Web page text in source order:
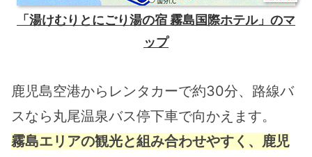
「湯けむりとにごり湯の宿 霧島国際ホテル」のマ
ップ
鹿児島空港からレンタカーで約30分、路線バ
スなら丸尾温泉バス停下車で向かえます。
霧島エリアの観光と組み合わせやすく、鹿児